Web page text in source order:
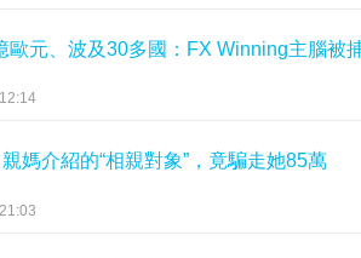
歐元、波及30多國：FX Winning主腦被
媽介紹的“相親對象”，竟騙走她85萬